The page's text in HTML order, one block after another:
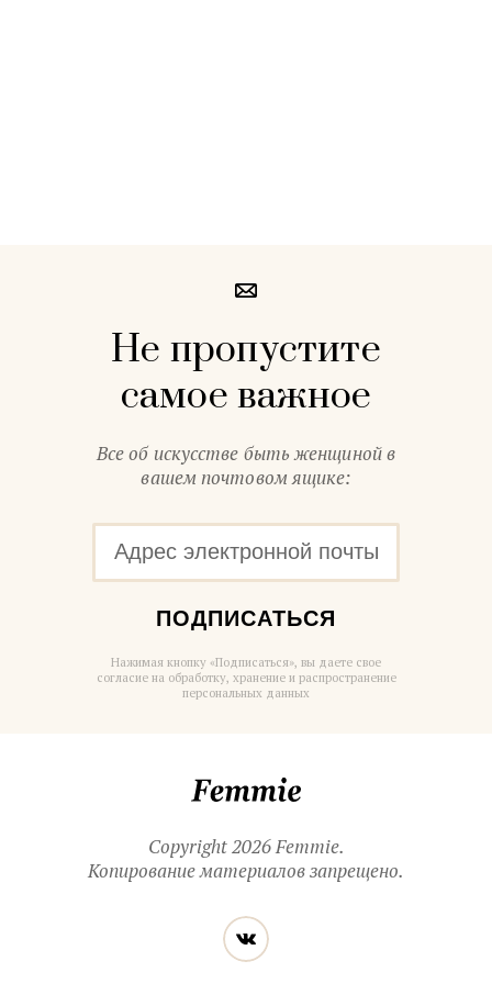
Не пропустите
самое важное
Все об искусстве быть женщиной в
вашем почтовом ящике:
ПОДПИСАТЬСЯ
Нажимая кнопку «Подписаться», вы даете свое
согласие на обработку, хранение и распространение
персональных данных
Copyright 2026 Femmie.
Копирование материалов запрещено.
Читайте
нас
в социальных